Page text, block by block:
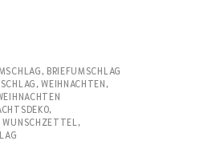
BRIEFUMSCHLAG
,WEIHNACHTEN
,WUNSCHZETTEL